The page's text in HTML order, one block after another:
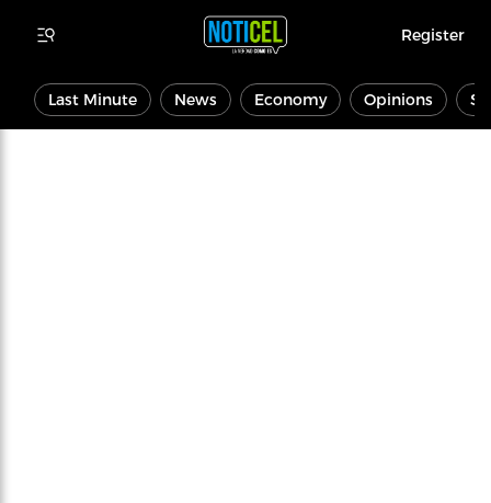
Register
Last Minute News Economy Opinions